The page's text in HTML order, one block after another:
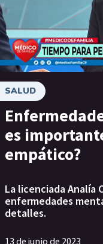
SALUD
es
empático?
La licenciada Analía
enfermedades
detalles.
13 de junio de 2023